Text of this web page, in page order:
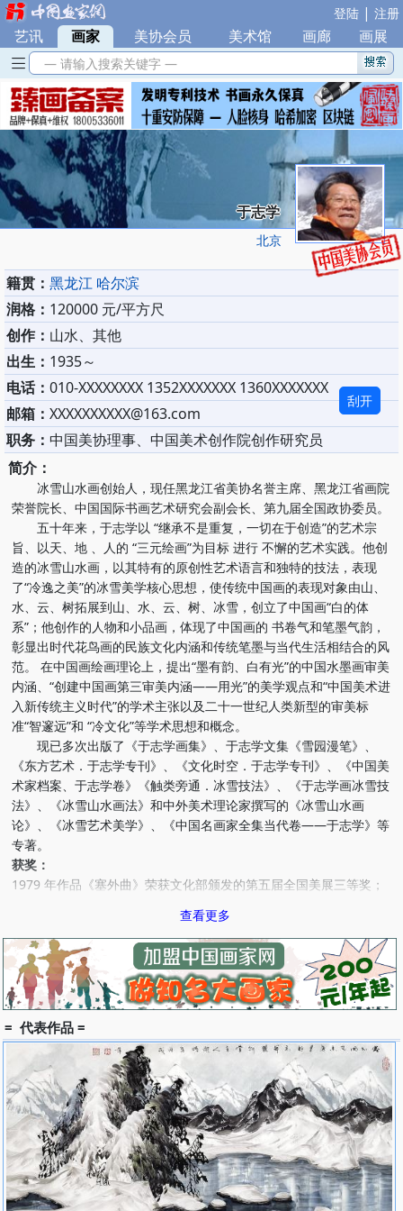
登陆 | 注册
艺讯 | 画家 美协会员 美术馆 画廊 画展
— 请输入搜索关键字 —
于志学
北京
籍贯： 黑龙江 哈尔滨
润格： 120000 元/平方尺
创作： 山水、其他
出生： 1935～
电话： 010-XXXXXXXX 1352XXXXXXX 1360XXXXXXX
邮箱： XXXXXXXXXX@163.com
刮开
职务： 中国美协理事、中国美术创作院创作研究员
简介：
冰雪山水画创始人，现任黑龙江省美协名誉主席、黑龙江省画院
荣誉院长、中国国际书画艺术研究会副会长、第九届全国政协委员。
五十年来，于志学以 “继承不是重复，一切在于创造”的艺术宗
旨、以天、地 、人的 “三元绘画”为目标 进行 不懈的艺术实践。他创
造的冰雪山水画，以其特有的原创性艺术语言和独特的技法，表现
了“冷逸之美”的冰雪美学核心思想，使传统中国画的表现对象由山、
水、云、树拓展到山、水、云、树、冰雪，创立了中国画“白的体
系”；他创作的人物和小品画，体现了中国画的 书卷气和笔墨气韵，
彰显出时代花鸟画的民族文化内涵和传统笔墨与当代生活相结合的风
范。 在中国画绘画理论上，提出“墨有韵、白有光”的中国水墨画审美
内涵、“创建中国画第三审美内涵――用光”的美学观点和“中国美术进
入新传统主义时代”的学术主张以及二十一世纪人类新型的审美标
准“智邃远”和 “冷文化”等学术思想和概念。
现已多次出版了《于志学画集》、于志学文集《雪园漫笔》、
《东方艺术．于志学专刊》、《文化时空．于志学专刊》、《中国美
术家档案、于志学卷》《触类旁通．冰雪技法》、《于志学画冰雪技
法》、《冰雪山水画法》和中外美术理论家撰写的《冰雪山水画
论》、《冰雪艺术美学》、《中国名画家全集当代卷――于志学》等
专著。
获奖：
1979 年作品《塞外曲》荣获文化部颁发的第五届全国美展三等奖；
1987 年获美国国际传记研究院授予的金钥匙奖牌和终生荣誉勋章；
1990 年作品《杳古清魂》获美国首届国际艺术大赛绘画类一等奖；
1992 年作品《雪月送粮图》获中国美协颁发的金奖；
1995 年获中国艺术研究院美术研究所颁发的“中国画学术精诚奖”。
1997 年作品《牧鹿女》获文化部、中国诗书画院颁发的《全国中国
画人物画展》铜奖；
2004 年被中国艺术研究院授予“黄宾虹奖”，
2006 年荣获黑龙江省委宣传部颁发的“文艺终生成就奖”。
查看更多
= 代表作品 =